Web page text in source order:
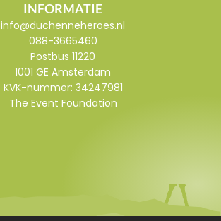
INFORMATIE
info@duchenneheroes.nl
088-3665460
Postbus 11220
1001 GE Amsterdam
KVK-nummer: 34247981
The Event Foundation